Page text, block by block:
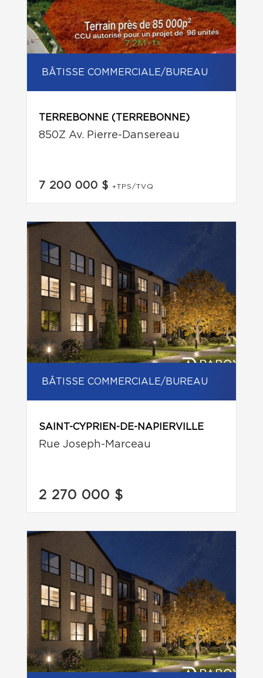
BÂTISSE COMMERCIALE/BUREAU
TERREBONNE (TERREBONNE)
850Z Av. Pierre-Dansereau
7 200 000 $ +TPS/TVQ
BÂTISSE COMMERCIALE/BUREAU
SAINT-CYPRIEN-DE-NAPIERVILLE
Rue Joseph-Marceau
2 270 000 $